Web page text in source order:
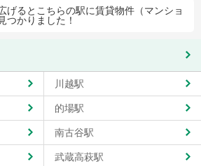
げるとこちらの駅に賃貸物件（マンショ
つかりました！
川越駅
的場駅
南古谷駅
武蔵高萩駅